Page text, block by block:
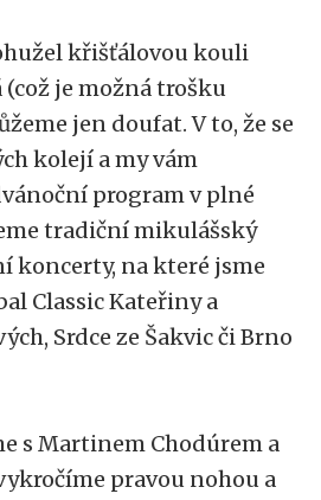
křišťálovou kouli
je možná trošku
jen doufat. V to, že se
kolejí a my vám
program v plné
tradiční mikulášský
koncerty, na které jsme
Classic Kateřiny a
Srdce ze Šakvic či Brno
s Martinem Chodúrem a
pravou nohou a